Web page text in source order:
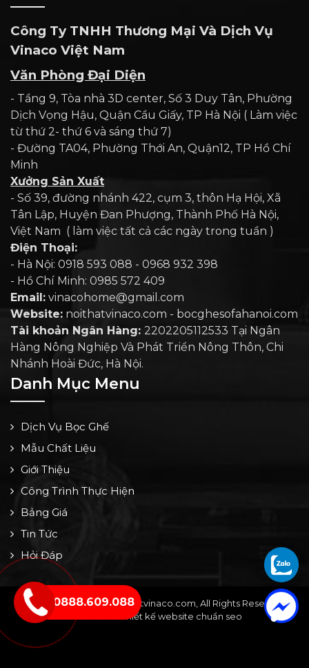
Công Ty TNHH Thương Mại Và Dịch Vụ
Vinaco Việt Nam
Văn Phòng Đại Diện
- Tầng 9, Tòa nhà 3D center, Số 3 Duy Tân, Phường
Dịch Vọng Hậu, Quận Cầu Giấy, TP Hà Nội ( Làm việc
từ thứ 2- thứ 6 và sáng thứ 7)
- Đường TA04, Phường Thới An, Quận12, TP Hồ Chí
Minh
Xưởng Sản Xuất
- Số 39, đường nhánh 422, cụm 3, thôn Hạ Hội, Xã
Tân Lập, Huyện Đan Phượng, Thành Phố Hà Nội,
Việt Nam ( làm việc tất cả các ngày trong tuần )
Điện Thoại:
- Hà Nội: 0918 593 088 - 0968 932 398
- Hồ Chí Minh: 0985 572 409
Email: vinacohome@gmail.com
Website: noithatvinaco.com - bocghesofahanoi.com
Tài khoản Ngân Hàng: 2202205112533 Tại Ngân
Hàng Nông Nghiệp Và Phát Triển Nông Thôn, Chi
Nhánh Hoài Đức, Hà Nội.
Danh Mục Menu
Dịch Vụ Bọc Ghế
Mẫu Chất Liệu
Giới Thiệu
Công Trình Thực Hiện
Bảng Giá
Tin Tức
Hỏi Đáp
Copyright © 2024 by noithatvinaco.com, All Rights Reserved -
Thiết kế bởi: Thiết kế website chuẩn seo
0888.609.088